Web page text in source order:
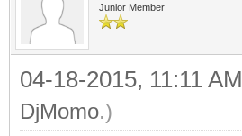
Junior Member
04-18-2015, 11:11 AM
DjMomo.)